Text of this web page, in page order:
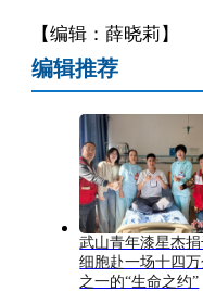
【编辑：薛晓莉】
编辑推荐
武山青年漆星杰
细胞赴一场十四
之一的“生命之约”